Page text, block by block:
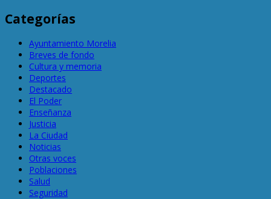
Categorías
Ayuntamiento Morelia
Breves de fondo
Cultura y memoria
Deportes
Destacado
El Poder
Enseñanza
Justicia
La Ciudad
Noticias
Otras voces
Poblaciones
Salud
Seguridad